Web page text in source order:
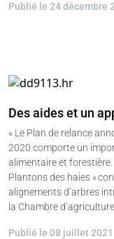
Publié le 24 décembre
Des aides et un
« Le Plan de relance
2020 comporte un
alimentaire et
Plantons des haies «
alignements d’arbres
la Chambre
Publié le 08 juillet 2021